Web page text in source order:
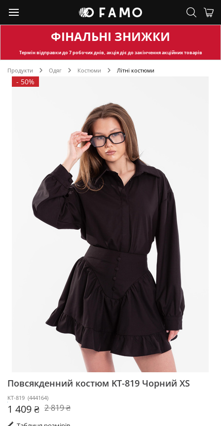
ФІНАЛЬНІ ЗНИЖКИ
Термін відправкидо 7 робочих днів, акція діє до закінчення акційних товарів
Продукти Одяг Костюми Літні костюми
- 50%
Повсякденний костюм KT-819 Чорний XS
KT-819 (444164)
1 409 ₴ 2 819 ₴